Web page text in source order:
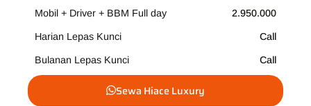
Mobil + Driver + BBM Full day 2.950.000
Harian Lepas Kunci Call
Bulanan Lepas Kunci Call
Sewa Hiace Luxury